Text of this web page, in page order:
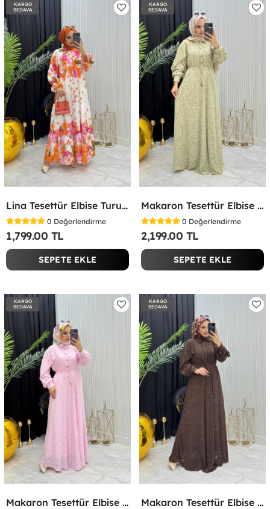
KARGO
BEDAVA
Lina Tesettür Elbise Turuncu Turuncu
0 Değerlendirme
1,799.00 TL
SEPETE EKLE
KARGO
BEDAVA
Makaron Tesettür Elbise Yeşil Yeşil
0 Değerlendirme
2,199.00 TL
SEPETE EKLE
KARGO
BEDAVA
Makaron Tesettür Elbise Pembe Pembe
KARGO
BEDAVA
Makaron Tesettür Elbise Kahverengi Kahverengi